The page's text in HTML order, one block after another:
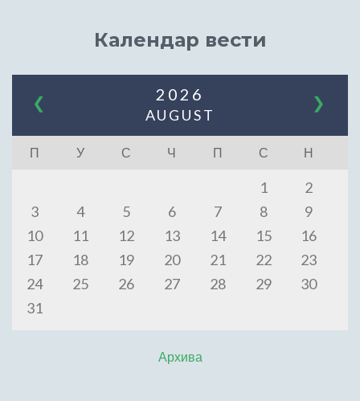
Календар вести
❮ ❯
2026
AUGUST
П У С Ч П С Н
1
2
3
4 5 6 7 8
9
10
11 12 13 14 15
16
17
18 19 20 21 22
23
24
25 26 27 28 29
30
31
Архива